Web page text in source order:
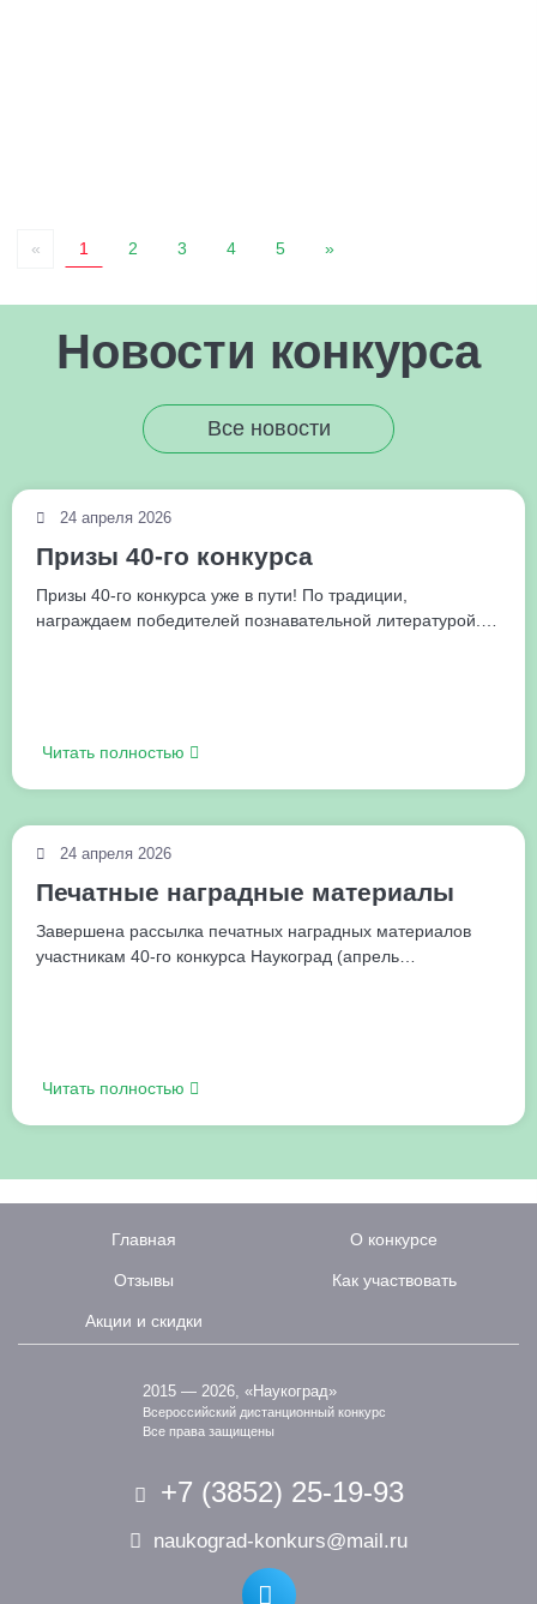
« 1 2 3 4 5 »
Новости конкурса
Все новости
24 апреля 2026
Призы 40-го конкурса
Призы 40-го конкурса уже в пути! По традиции,
награждаем победителей познавательной литературой.…
Читать полностью
24 апреля 2026
Печатные наградные материалы
Завершена рассылка печатных наградных материалов
участникам 40-го конкурса Наукоград (апрель…
Читать полностью
Главная О конкурсе
Отзывы Как участвовать
Акции и скидки
2015 — 2026, «Наукоград»
Всероссийский дистанционный конкурс
Все права защищены
+7 (3852) 25-19-93
naukograd-konkurs@mail.ru